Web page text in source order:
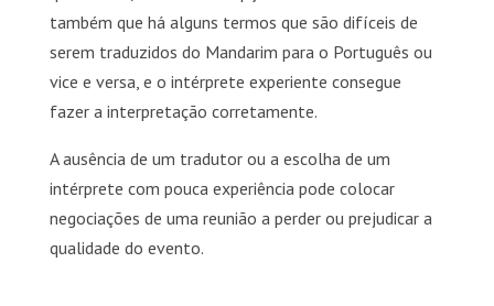
também que há alguns termos que são difíceis de
serem traduzidos do Mandarim para o Português ou
vice e versa, e o intérprete experiente consegue
fazer a interpretação corretamente.
A ausência de um tradutor ou a escolha de um
intérprete com pouca experiência pode colocar
negociações de uma reunião a perder ou prejudicar a
qualidade do evento.